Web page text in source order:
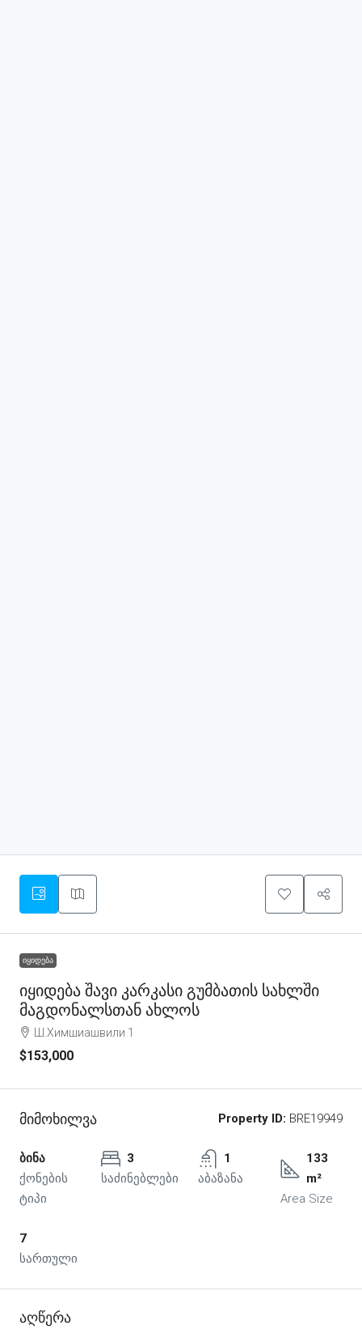
ᲘᲧᲘᲓᲔᲑᲐ
Იყიდება Შავი Კარკასი Გუმბათის Სახლში
Მაგდონალსთან Ახლოს
Ш.Химшиашвили 1
$153,000
Მიმოხილვა Property ID: BRE19949
ბინა
ქონების
ტიპი
3
საძინებლები
1
აბაზანა
133
m²
Area Size
7
სართული
Აღწერა